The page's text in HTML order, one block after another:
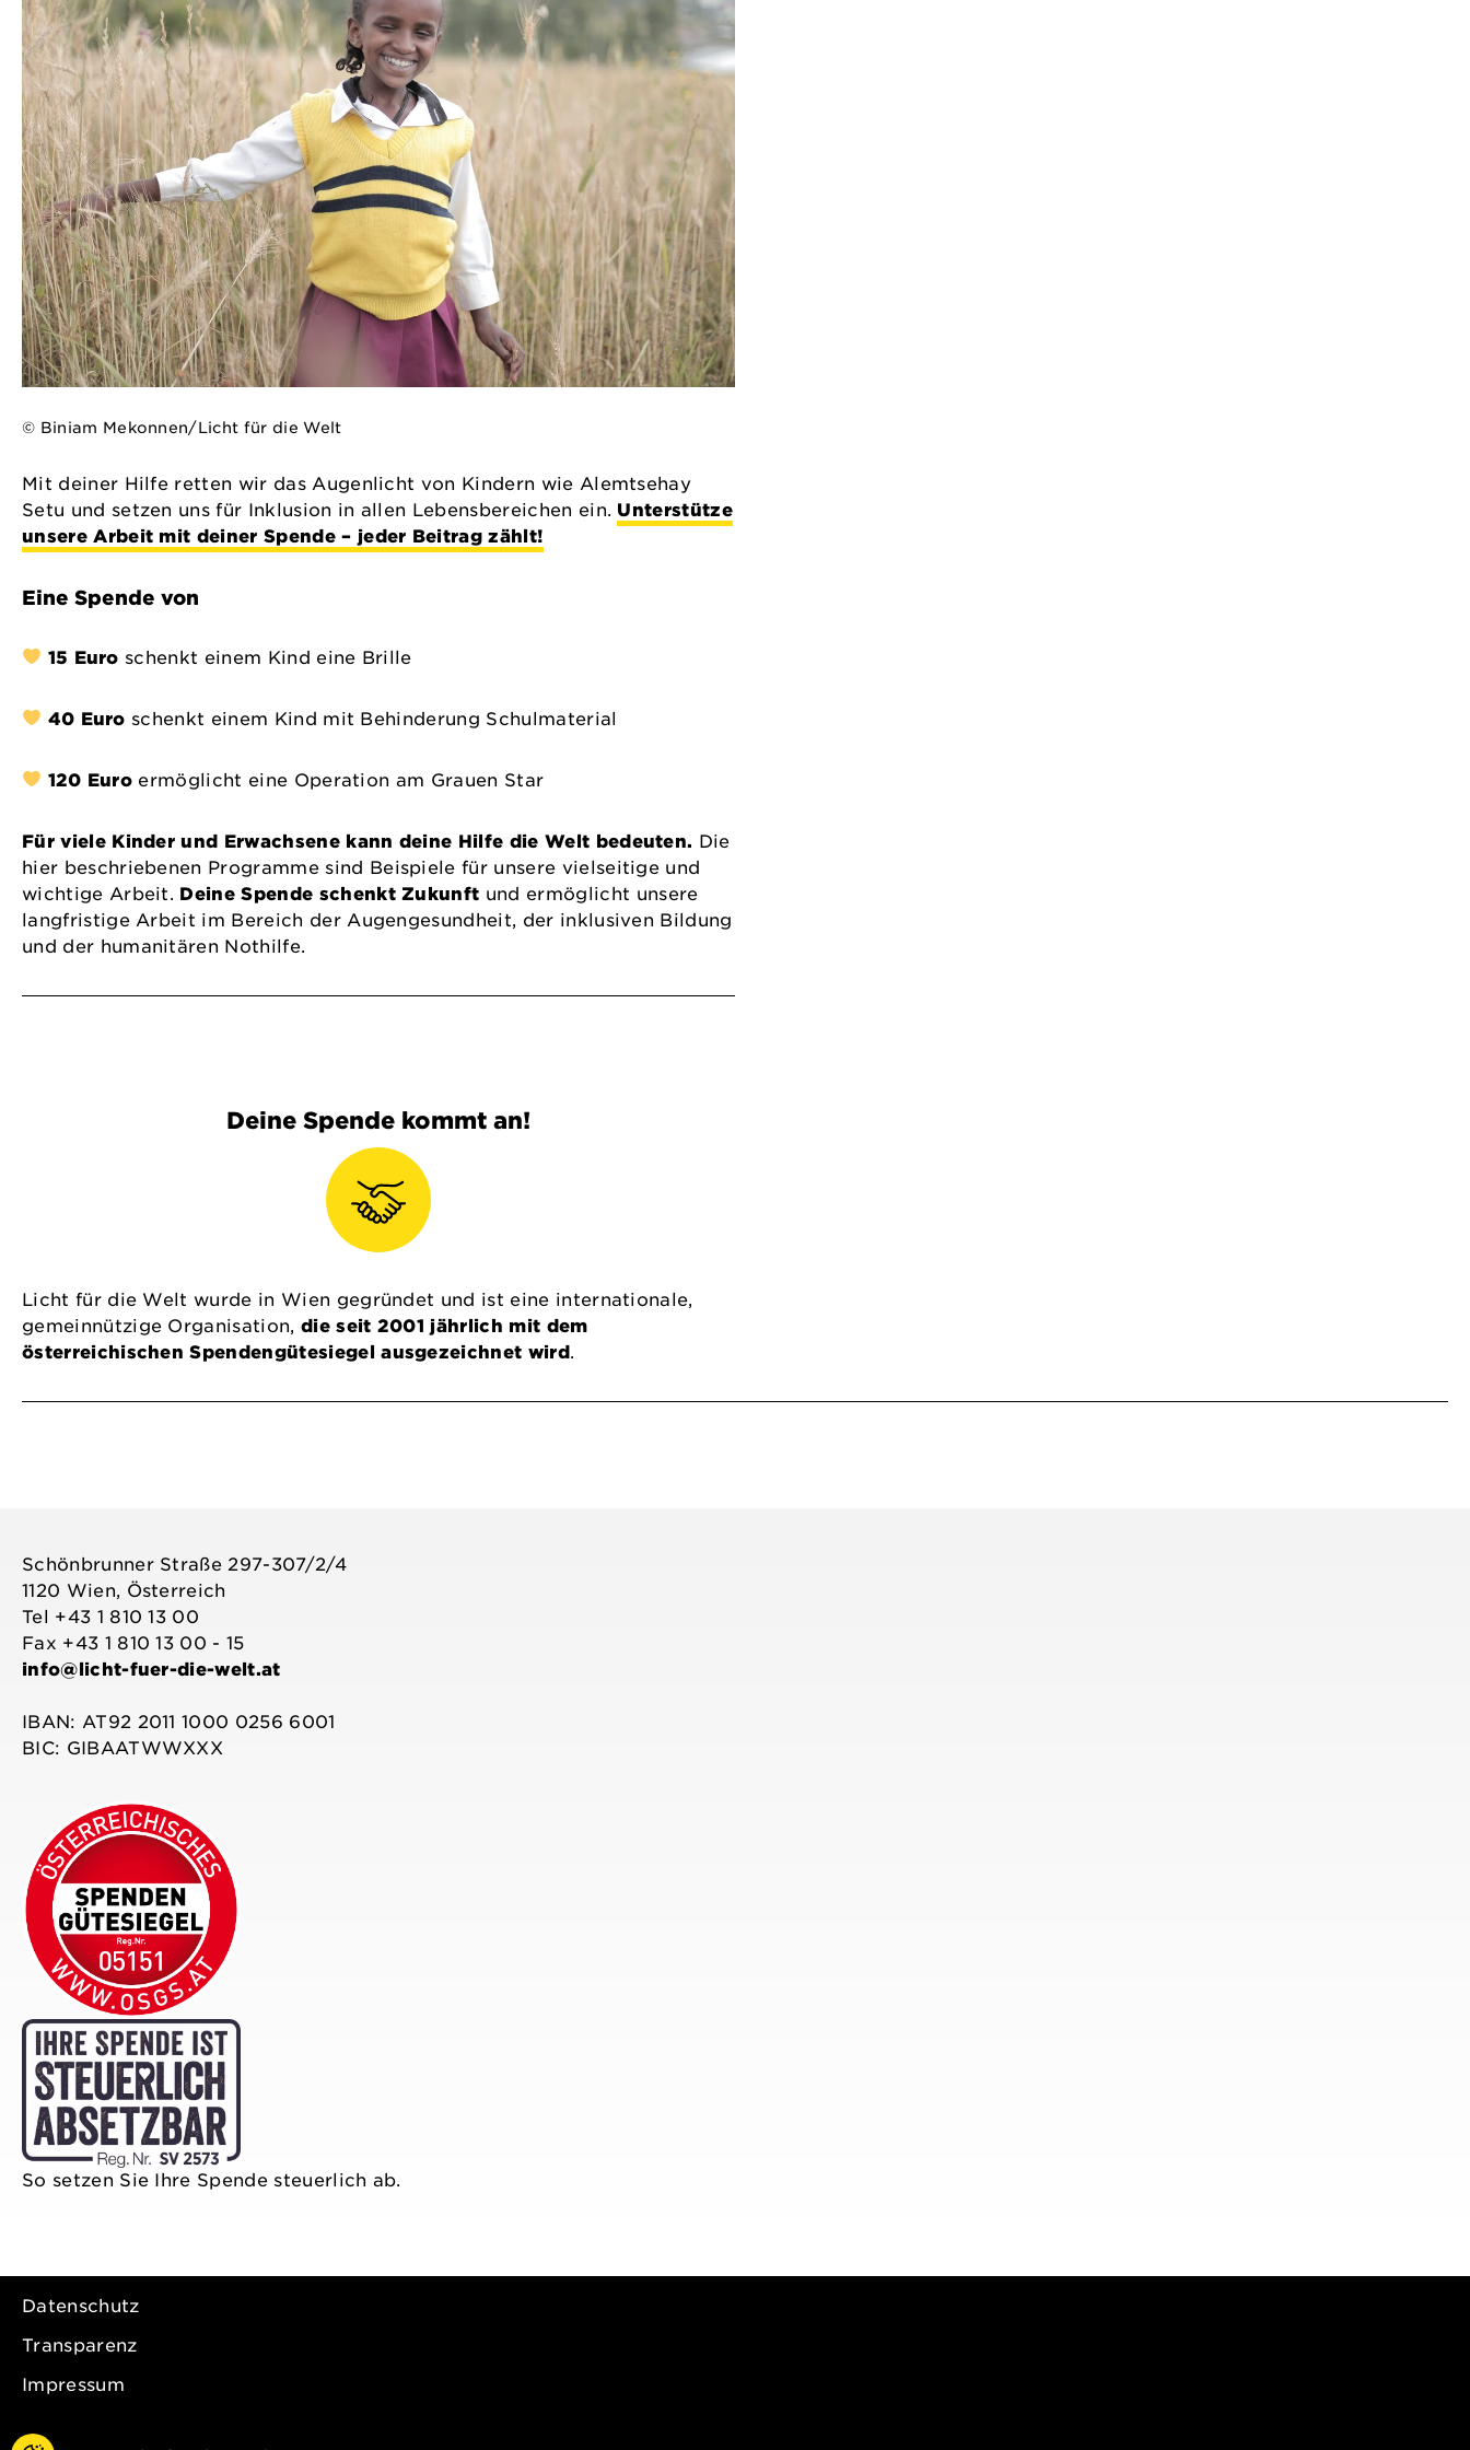
© Biniam Mekonnen/Licht für die Welt
Mit deiner Hilfe retten wir das Augenlicht von Kindern wie Alemtsehay
Setu und setzen uns für Inklusion in allen Lebensbereichen ein. Unterstütze
unsere Arbeit mit deiner Spende – jeder Beitrag zählt!
Eine Spende von
15 Euro schenkt einem Kind eine Brille
40 Euro schenkt einem Kind mit Behinderung Schulmaterial
120 Euro ermöglicht eine Operation am Grauen Star
Für viele Kinder und Erwachsene kann deine Hilfe die Welt bedeuten. Die
hier beschriebenen Programme sind Beispiele für unsere vielseitige und
wichtige Arbeit. Deine Spende schenkt Zukunft und ermöglicht unsere
langfristige Arbeit im Bereich der Augengesundheit, der inklusiven Bildung
und der humanitären Nothilfe.
Deine Spende kommt an!
Licht für die Welt wurde in Wien gegründet und ist eine internationale,
gemeinnützige Organisation, die seit 2001 jährlich mit dem
österreichischen Spendengütesiegel ausgezeichnet wird .
Schönbrunner Straße 297-307/2/4
1120 Wien, Österreich
Tel +43 1 810 13 00
Fax +43 1 810 13 00 - 15
info@licht-fuer-die-welt.at
IBAN: AT92 2011 1000 0256 6001
BIC: GIBAATWWXXX
So setzen Sie Ihre Spende steuerlich ab.
Datenschutz
Transparenz
Impressum